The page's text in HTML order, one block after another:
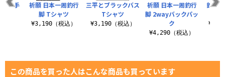
三平とブラックバス
Tシャツ
¥3,190（税込）
祈願 日本一周釣行
脚 2wayバックパッ
ク
¥4,290（税込）
釣り
薄手
祈願 日本一周釣行
脚 Tシャツ
¥3,190（税込）
この商品を買った人はこんな商品も買っています